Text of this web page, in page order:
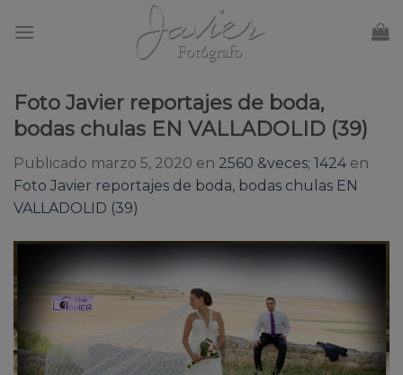
Foto Javier reportajes de boda,
bodas chulas EN VALLADOLID (39)
Publicado marzo 5, 2020 en 2560 &veces; 1424 en
Foto Javier reportajes de boda, bodas chulas EN
VALLADOLID (39)